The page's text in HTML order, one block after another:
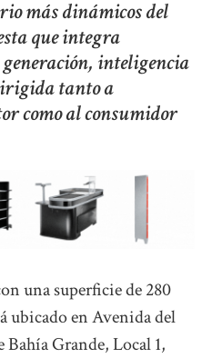
más dinámicos del
que integra
inteligencia
tanto a
como al consumidor
una superficie de 280
ubicado en Avenida del
Bahía Grande, Local 1,